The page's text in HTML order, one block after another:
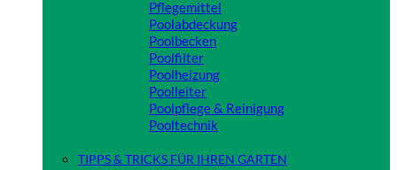
Pflegemittel
Poolabdeckung
Poolbecken
Poolfilter
Poolheizung
Poolleiter
Poolpflege & Reinigung
Pooltechnik
TIPPS & TRICKS FÜR IHREN GARTEN